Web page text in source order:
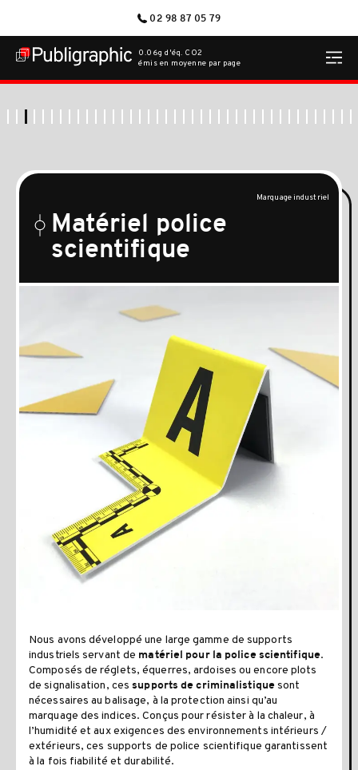
02 98 87 05 79
0.06g d'éq. CO2
émis en moyenne par page
Marquage industriel
Matériel police
scientifique
Nous avons développé une large gamme de supports
industriels servant de matériel pour la police scientifique.
Composés de réglets, équerres, ardoises ou encore plots
de signalisation, cessupports de criminalistique sont
nécessaires au balisage, à la protection ainsi qu’au
marquage des indices. Conçus pour résister à la chaleur, à
l’humidité et aux exigences des environnements intérieurs /
extérieurs, ces supports de police scientifique garantissent
à la fois fiabilité et durabilité.